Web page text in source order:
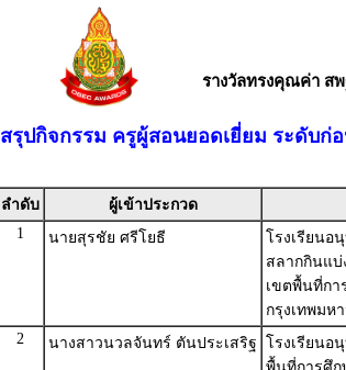
รางวัลทรงคุณค่า สพ
สรุปกิจกรรม ครูผู้สอนยอดเยี่ยม ระดับก่
ลำดับ ผู้เข้าประกวด
1
นายสุรชัย ศรีโยธี
โรงเรียนอ
สลากกินแบ่
เขตพื้นที่กา
กรุงเทพมห
2 นางสาวนวลจันทร์ ตันประเสริฐ
โรงเรียนอ